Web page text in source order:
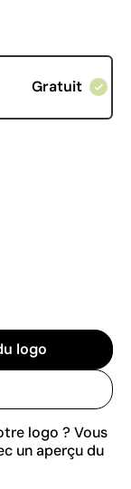
Gratuit
logo
logo ? Vous
un aperçu du